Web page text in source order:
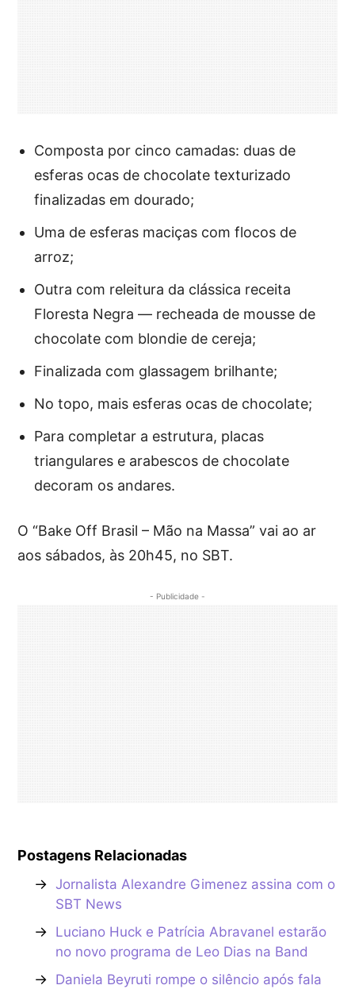
Composta por cinco camadas: duas de
esferas ocas de chocolate texturizado
finalizadas em dourado;
Uma de esferas maciças com flocos de
arroz;
Outra com releitura da clássica receita
Floresta Negra — recheada de mousse de
chocolate com blondie de cereja;
Finalizada com glassagem brilhante;
No topo, mais esferas ocas de chocolate;
Para completar a estrutura, placas
triangulares e arabescos de chocolate
decoram os andares.
O “Bake Off Brasil – Mão na Massa” vai ao ar
aos sábados, às 20h45, no SBT.
- Publicidade -
Postagens Relacionadas
→ Jornalista Alexandre Gimenez assina com o
SBT News
→ Luciano Huck e Patrícia Abravanel estarão
no novo programa de Leo Dias na Band
→ Daniela Beyruti rompe o silêncio após fala